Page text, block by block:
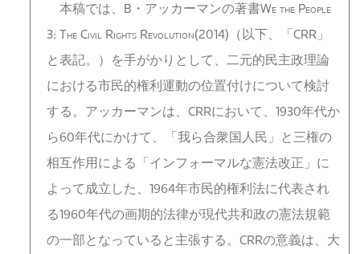
本稿では、B・アッカーマンの著書WE THE PEOPLE
3: THE CIVIL RIGHTS REVOLUTION(2014)（以下、「CRR」
と表記。）を手がかりとして、二元的民主政理論
における市民的権利運動の位置付けについて検討
する。アッカーマンは、CRRにおいて、1930年代か
ら60年代にかけて、「我ら合衆国人民」と三権の
相互作用による「インフォーマルな憲法改正」に
よって成立した、1964年市民的権利法に代表され
る1960年代の画期的法律が現代共和政の憲法規範
の一部となっていると主張する。CRRの意義は、大